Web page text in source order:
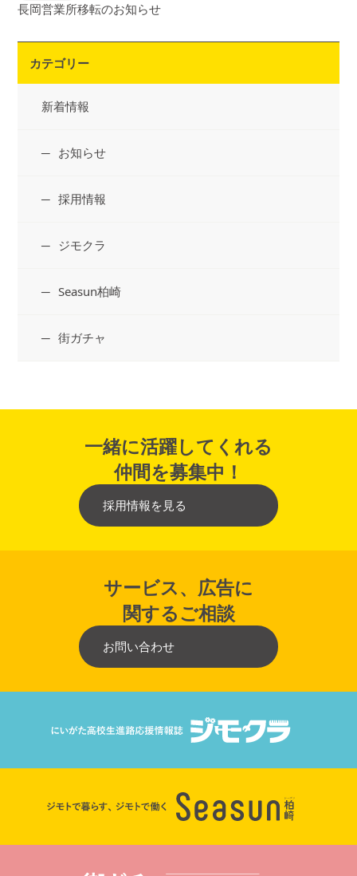
長岡営業所移転のお知らせ
カテゴリー
新着情報
お知らせ
採用情報
ジモクラ
Seasun柏崎
街ガチャ
一緒に活躍してくれる
仲間を募集中！
採用情報を見る
サービス、広告に
関するご相談
お問い合わせ